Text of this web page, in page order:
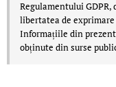
Regulamentului GDPR,
libertatea de
Informațiile din
obținute din surse